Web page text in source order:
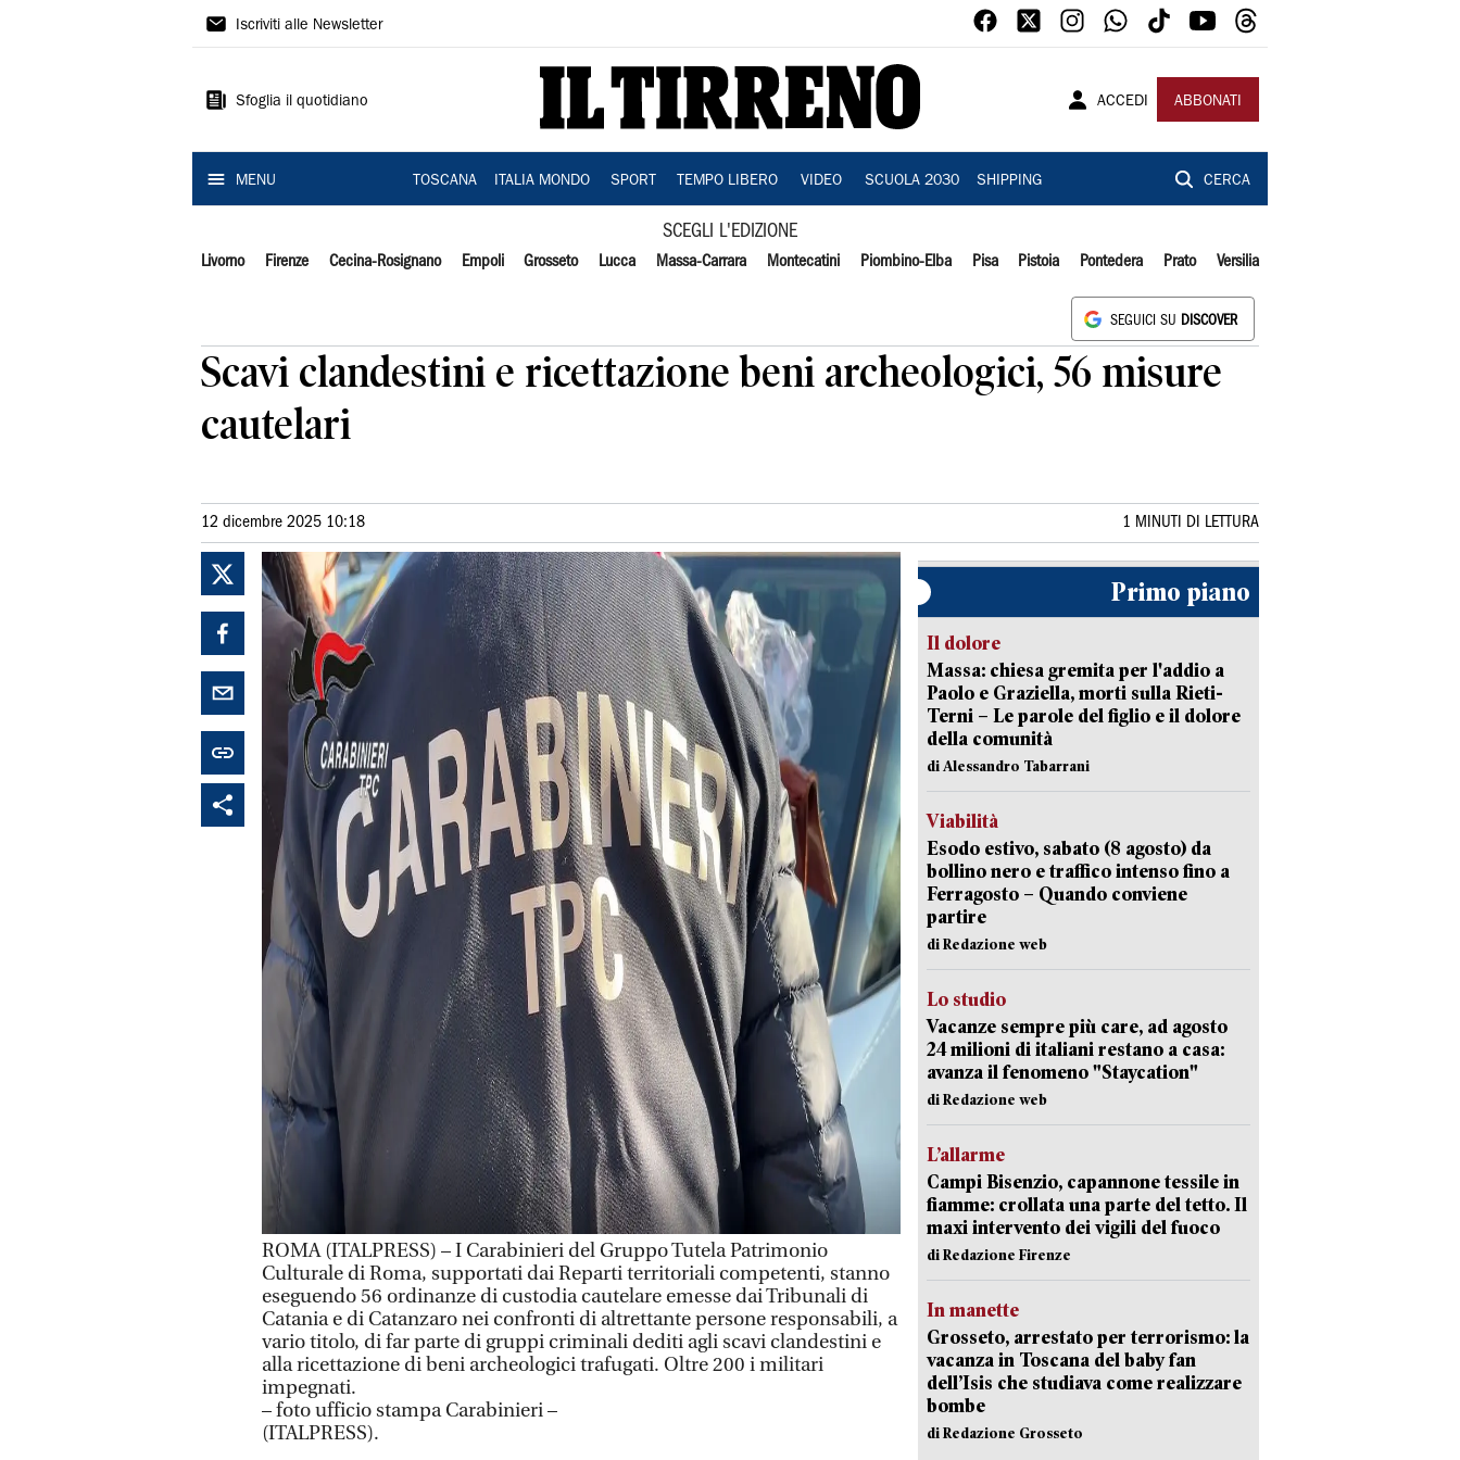
Il
Iscriviti alle Newsletter
Sfoglia il quotidiano ACCEDI ABBONATI
MENU TOSCANA ITALIA MONDO SPORT TEMPO LIBERO VIDEO SCUOLA 2030 SHIPPING CERCA
SCEGLI L'EDIZIONE
Livorno Firenze Cecina-Rosignano Empoli Grosseto Lucca Massa-Carrara Montecatini Piombino-Elba Pisa Pistoia Pontedera Prato Versilia
SEGUICI SU DISCOVER
Scavi clandestini e ricettazione beni archeologici, 56 misure
cautelari
12 dicembre 2025 10:18 1 MINUTI DI LETTURA
ROMA (ITALPRESS) – I Carabinieri del Gruppo Tutela Patrimonio
Culturale di Roma, supportati dai Reparti territoriali competenti, stanno
eseguendo 56 ordinanze di custodia cautelare emesse dai Tribunali di
Catania e di Catanzaro nei confronti di altrettante persone responsabili, a
vario titolo, di far parte di gruppi criminali dediti agli scavi clandestini e
alla ricettazione di beni archeologici trafugati. Oltre 200 i militari
impegnati.
– foto ufficio stampa Carabinieri –
(ITALPRESS).
Primo piano
Il dolore
Massa: chiesa gremita per l'addio a
Paolo e Graziella, morti sulla Rieti-
Terni – Le parole del figlio e il dolore
della comunità
di Alessandro Tabarrani
Viabilità
Esodo estivo, sabato (8 agosto) da
bollino nero e traffico intenso fino a
Ferragosto – Quando conviene
partire
di Redazione web
Lo studio
Vacanze sempre più care, ad agosto
24 milioni di italiani restano a casa:
avanza il fenomeno "Staycation"
di Redazione web
L’allarme
Campi Bisenzio, capannone tessile in
fiamme: crollata una parte del tetto. Il
maxi intervento dei vigili del fuoco
di Redazione Firenze
In manette
Grosseto, arrestato per terrorismo: la
vacanza in Toscana del baby fan
dell’Isis che studiava come realizzare
bombe
di Redazione Grosseto